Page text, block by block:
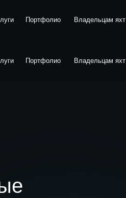
Портфолио Владельцам яхт
Портфолио Владельцам яхт